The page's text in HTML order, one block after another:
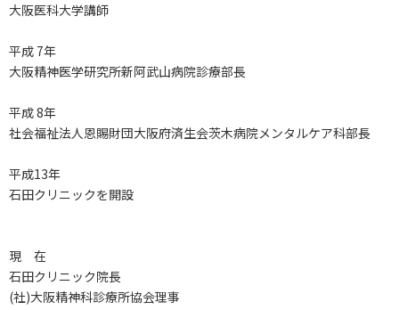
大阪医科大学講師
平成 7年
大阪精神医学研究所新阿武山病院診療部長
平成 8年
社会福祉法人恩賜財団大阪府済生会茨木病院メンタルケア科部長
平成13年
石田クリニックを開設
現 在
石田クリニック院長
(社)大阪精神科診療所協会理事